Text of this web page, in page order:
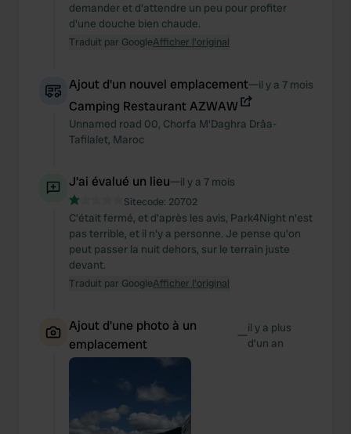
demander et d'attendre un peu pour profiter
d'une douche bien chaude.
Traduit par GoogleAfficher l'original
Ajout d'un nouvel emplacement—il y a 7 mois
Camping Restaurant AZWAW
Unnamed road 00, Chorfa M'Daghra Drâa-
Tafilalet, Maroc
J'ai évalué un lieu—il y a 7 mois
Sitecode: 20702
C'était fermé, et d'après les avis, Park4Night n'est
pas terrible, et il n'y a personne. Je pense qu'on
peut passer la nuit dehors, sur le terrain juste
devant.
Traduit par GoogleAfficher l'original
Ajout d'une photo à un
emplacement
—il y a plus
d’un an